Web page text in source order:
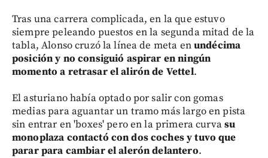
Tras una carrera complicada, en la que estuvo
siempre peleando puestos en la segunda mitad de la
tabla, Alonso cruzó la línea de meta enundécima
posición y no consiguió aspirar en ningún
momento a retrasar el alirón de Vettel.
El asturiano había optado por salir con gomas
medias para aguantar un tramo más largo en pista
sin entrar en 'boxes' pero en la primera curvasu
monoplaza contactó con dos coches y tuvo que
parar para cambiar el alerón delantero.